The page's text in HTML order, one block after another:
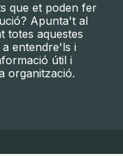
que et poden fer
Apunta't al
totes aquestes
entendre'ls i
útil i
organització.